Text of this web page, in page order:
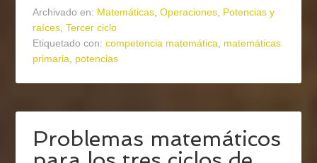
Archivado en: Matemáticas,Operaciones, Potencias y
raíces,Tercer ciclo
Etiquetado con:competencia matemática, matemáticas
primaria, potencias
Problemas matemáticos